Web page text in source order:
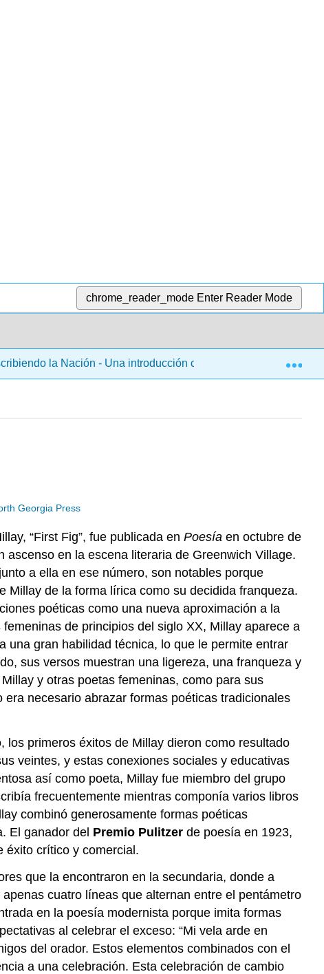
chrome_reader_mode Enter Reader Mode
la Nación - Una introducción concisa a la literatura
Georgia Press
“First Fig”, fue publicada enPoesía en octubre de
en la escena literaria de Greenwich Village.
a ella en ese número, son notables porque
Millay de la forma lírica como su decidida franqueza.
poéticas como una nueva aproximación a la
de principios del siglo XX, Millay aparece a
una gran habilidad técnica, lo que le permite entrar
sus versos muestran una ligereza, una franqueza y
y otras poetas femeninas, como para sus
necesario abrazar formas poéticas tradicionales
primeros éxitos de Millay dieron como resultado
veintes, y estas conexiones sociales y educativas
así como poeta, Millay fue miembro del grupo
frecuentemente mientras componía varios libros
combinó generosamente formas poéticas
El ganador del Premio Pulitzer de poesía en 1923,
éxito crítico y comercial.
que la encontraron en la secundaria, donde a
cuatro líneas que alternan entre el pentámetro
en la poesía modernista porque imita formas
al celebrar el exceso: “Mi vela arde en
del orador. Estos elementos combinados con el
a una celebración. Esta celebración de cambio